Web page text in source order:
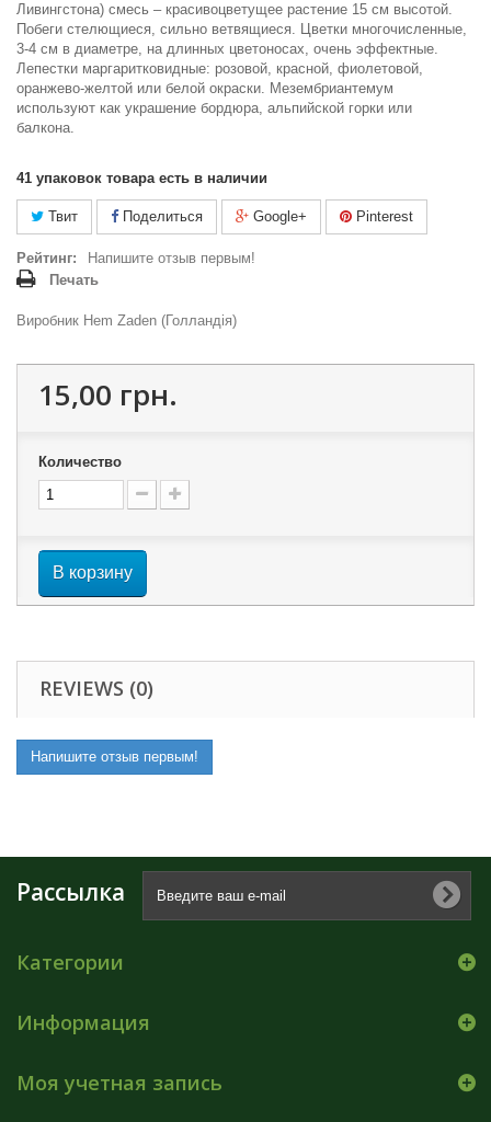
Ливингстона) смесь – красивоцветущее растение 15 см высотой.
Побеги стелющиеся, сильно ветвящиеся. Цветки многочисленные,
3-4 см в диаметре, на длинных цветоносах, очень эффектные.
Лепестки маргаритковидные: розовой, красной, фиолетовой,
оранжево-желтой или белой окраски. Мезембриантемум
используют как украшение бордюра, альпийской горки или
балкона.
41 упаковок товара есть в наличии
Твит Поделиться Google+ Pinterest
Рейтинг:
Напишите отзыв первым!
Печать
Виробник Hem Zaden (Голландія)
15,00 грн.
Количество
В корзину
REVIEWS (0)
Напишите отзыв первым!
Рассылка
Категории
Информация
Моя учетная запись